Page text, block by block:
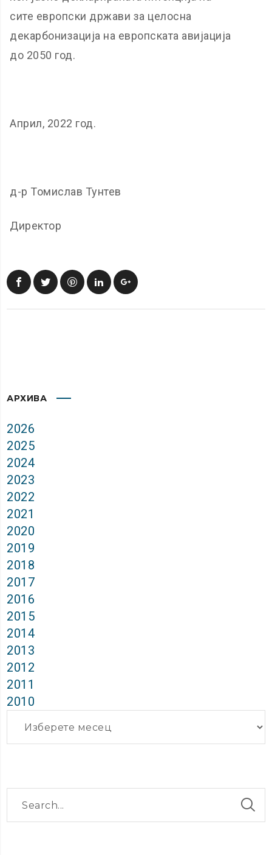
сите европски држави за целосна
декарбонизација на европската авијација
до 2050 год.
Април, 2022 год.
д-р Томислав Тунтев
Директор
АРХИВА
2026
2025
2024
2023
2022
2021
2020
2019
2018
2017
2016
2015
2014
2013
2012
2011
2010